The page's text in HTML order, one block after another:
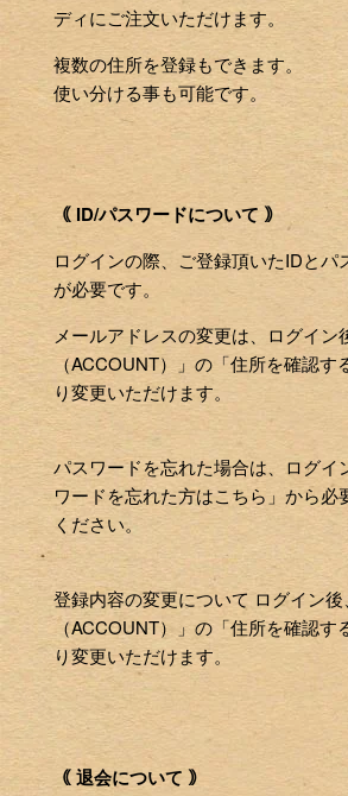
ディにご注文いただけます。
複数の住所を登録もできます。
使い分ける事も可能です。
｟ ID/パスワードについて ｠
ログインの際、ご登録頂いたIDとパ
が必要です。
メールアドレスの変更は、ログイン
（ACCOUNT）」の「住所を確認
り変更いただけます。
パスワードを忘れた場合は、ログイ
ワードを忘れた方はこちら」から必
ください。
登録内容の変更について ログイン後
（ACCOUNT）」の「住所を確認す
り変更いただけます。
｟ 退会について ｠